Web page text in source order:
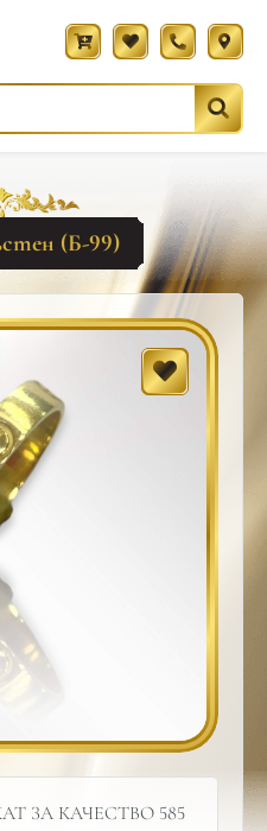
(Б-99)
ЗА КАЧЕСТВО 585